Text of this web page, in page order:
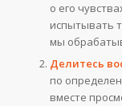
о его
испытывать
мы
Делитесь
по
вместе